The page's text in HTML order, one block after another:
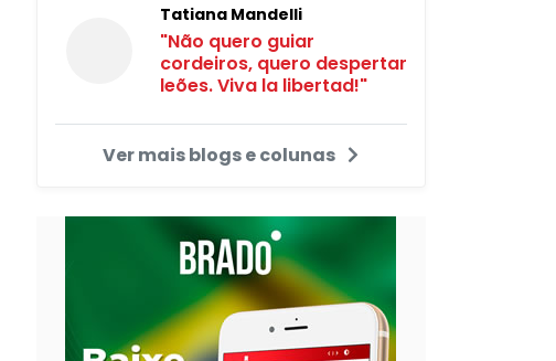
Tatiana Mandelli
"Não quero guiar
cordeiros, quero despertar
leões. Viva la libertad!"
Ver mais blogs e colunas